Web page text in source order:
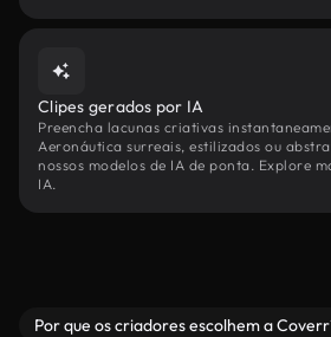
Clipes gerados por IA
Preencha lacunas criativas
Aeronáutica surreais, estilizados ou
nossos modelos de IA de ponta. Explore
IA.
Por que os criadores escolhem a